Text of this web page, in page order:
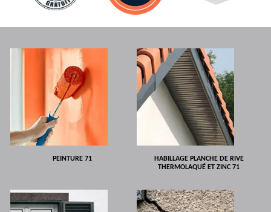
PEINTURE 71
HABILLAGE PLANCHE DE RIVE
THERMOLAQUÉ ET ZINC 71